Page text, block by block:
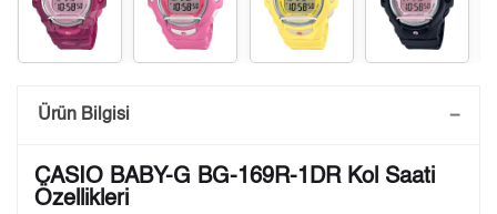
Saatini Kişiselleştir
arka kapağına gravür tekniği ile formda belirtmiş
olduğunuz şekilde işlenecektir.
Ürün Bilgisi
CASIO BABY-G BG-169R-1DR Kol Saati
Özellikleri